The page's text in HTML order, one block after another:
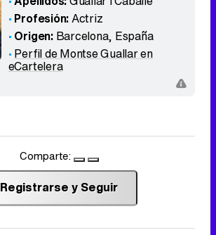
Profesión:Actriz
Origen: Barcelona, España
Perfil de Montse Guallar en
eCartelera
Comparte:
Registrarse y Seguir